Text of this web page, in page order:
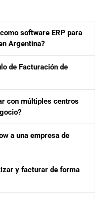
software ERP para
Argentina?
de Facturación de
con múltiples centros
a una empresa de
y facturar de forma